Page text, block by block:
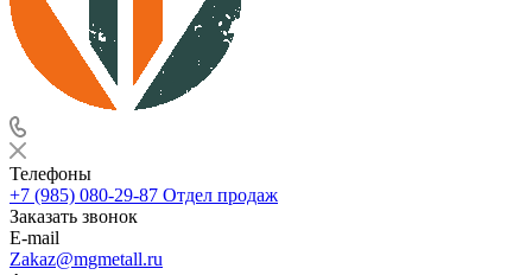
Телефоны
+7 (985) 080-29-87 Отдел продаж
Заказать звонок
E-mail
Zakaz@mgmetall.ru